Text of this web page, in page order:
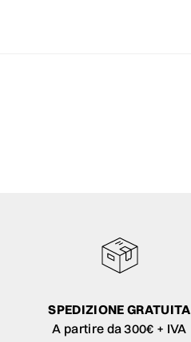
SPEDIZIONE GRATUITA
A partire da 300€ + IVA